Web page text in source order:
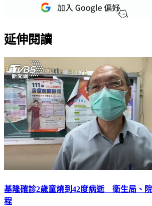
延伸閱讀
基隆確診2歲童燒到42度病逝 衛生局、
程